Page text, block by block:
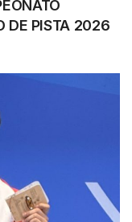
DE PISTA 2026